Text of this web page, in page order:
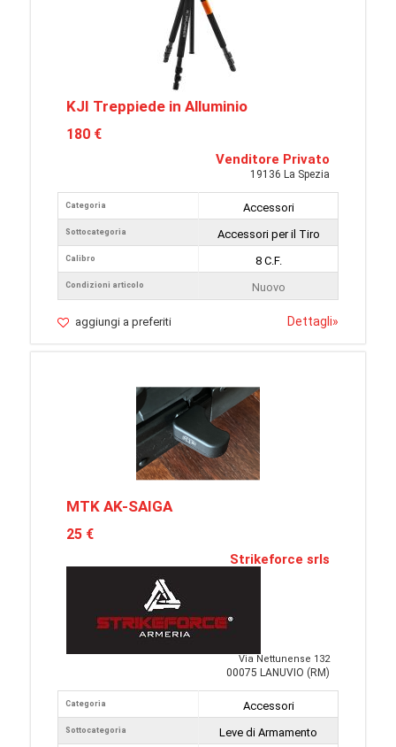
KJI Treppiede in Alluminio
180 €
Venditore Privato
19136 La Spezia
Categoria
Sottocategoria
Calibro
Condizioni articolo
Accessori
Accessori per il Tiro
8 C.F.
Nuovo
aggiungi a preferiti Dettagli»
MTK AK-SAIGA
25 €
Strikeforce srls
Via Nettunense 132
00075 LANUVIO (RM)
Categoria
Sottocategoria
Accessori
Leve di Armamento